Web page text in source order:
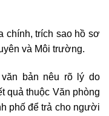
chính, trích sao hồ sơ
và Môi trường.
bản nêu rõ lý do
quả thuộc Văn phòng
phố để trả cho người